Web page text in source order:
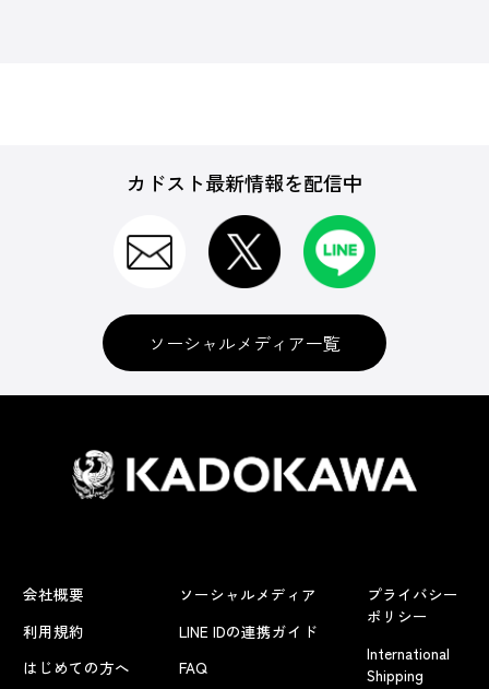
カドスト最新情報を配信中
ソーシャルメディア一覧
会社概要
利用規約
はじめての方へ
ソーシャルメディア
LINE IDの連携ガイド
FAQ
プライバシー
ポリシー
International
Shipping